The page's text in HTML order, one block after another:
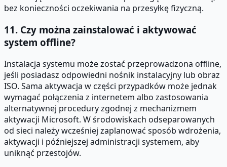
bez konieczności oczekiwania na przesyłkę fizyczną.
11. Czy można zainstalować i aktywować
system offline?
Instalacja systemu może zostać przeprowadzona offline,
jeśli posiadasz odpowiedni nośnik instalacyjny lub obraz
ISO. Sama aktywacja w części przypadków może jednak
wymagać połączenia z internetem albo zastosowania
alternatywnej procedury zgodnej z mechanizmem
aktywacji Microsoft. W środowiskach odseparowanych
od sieci należy wcześniej zaplanować sposób wdrożenia,
aktywacji i późniejszej administracji systemem, aby
uniknąć przestojów.